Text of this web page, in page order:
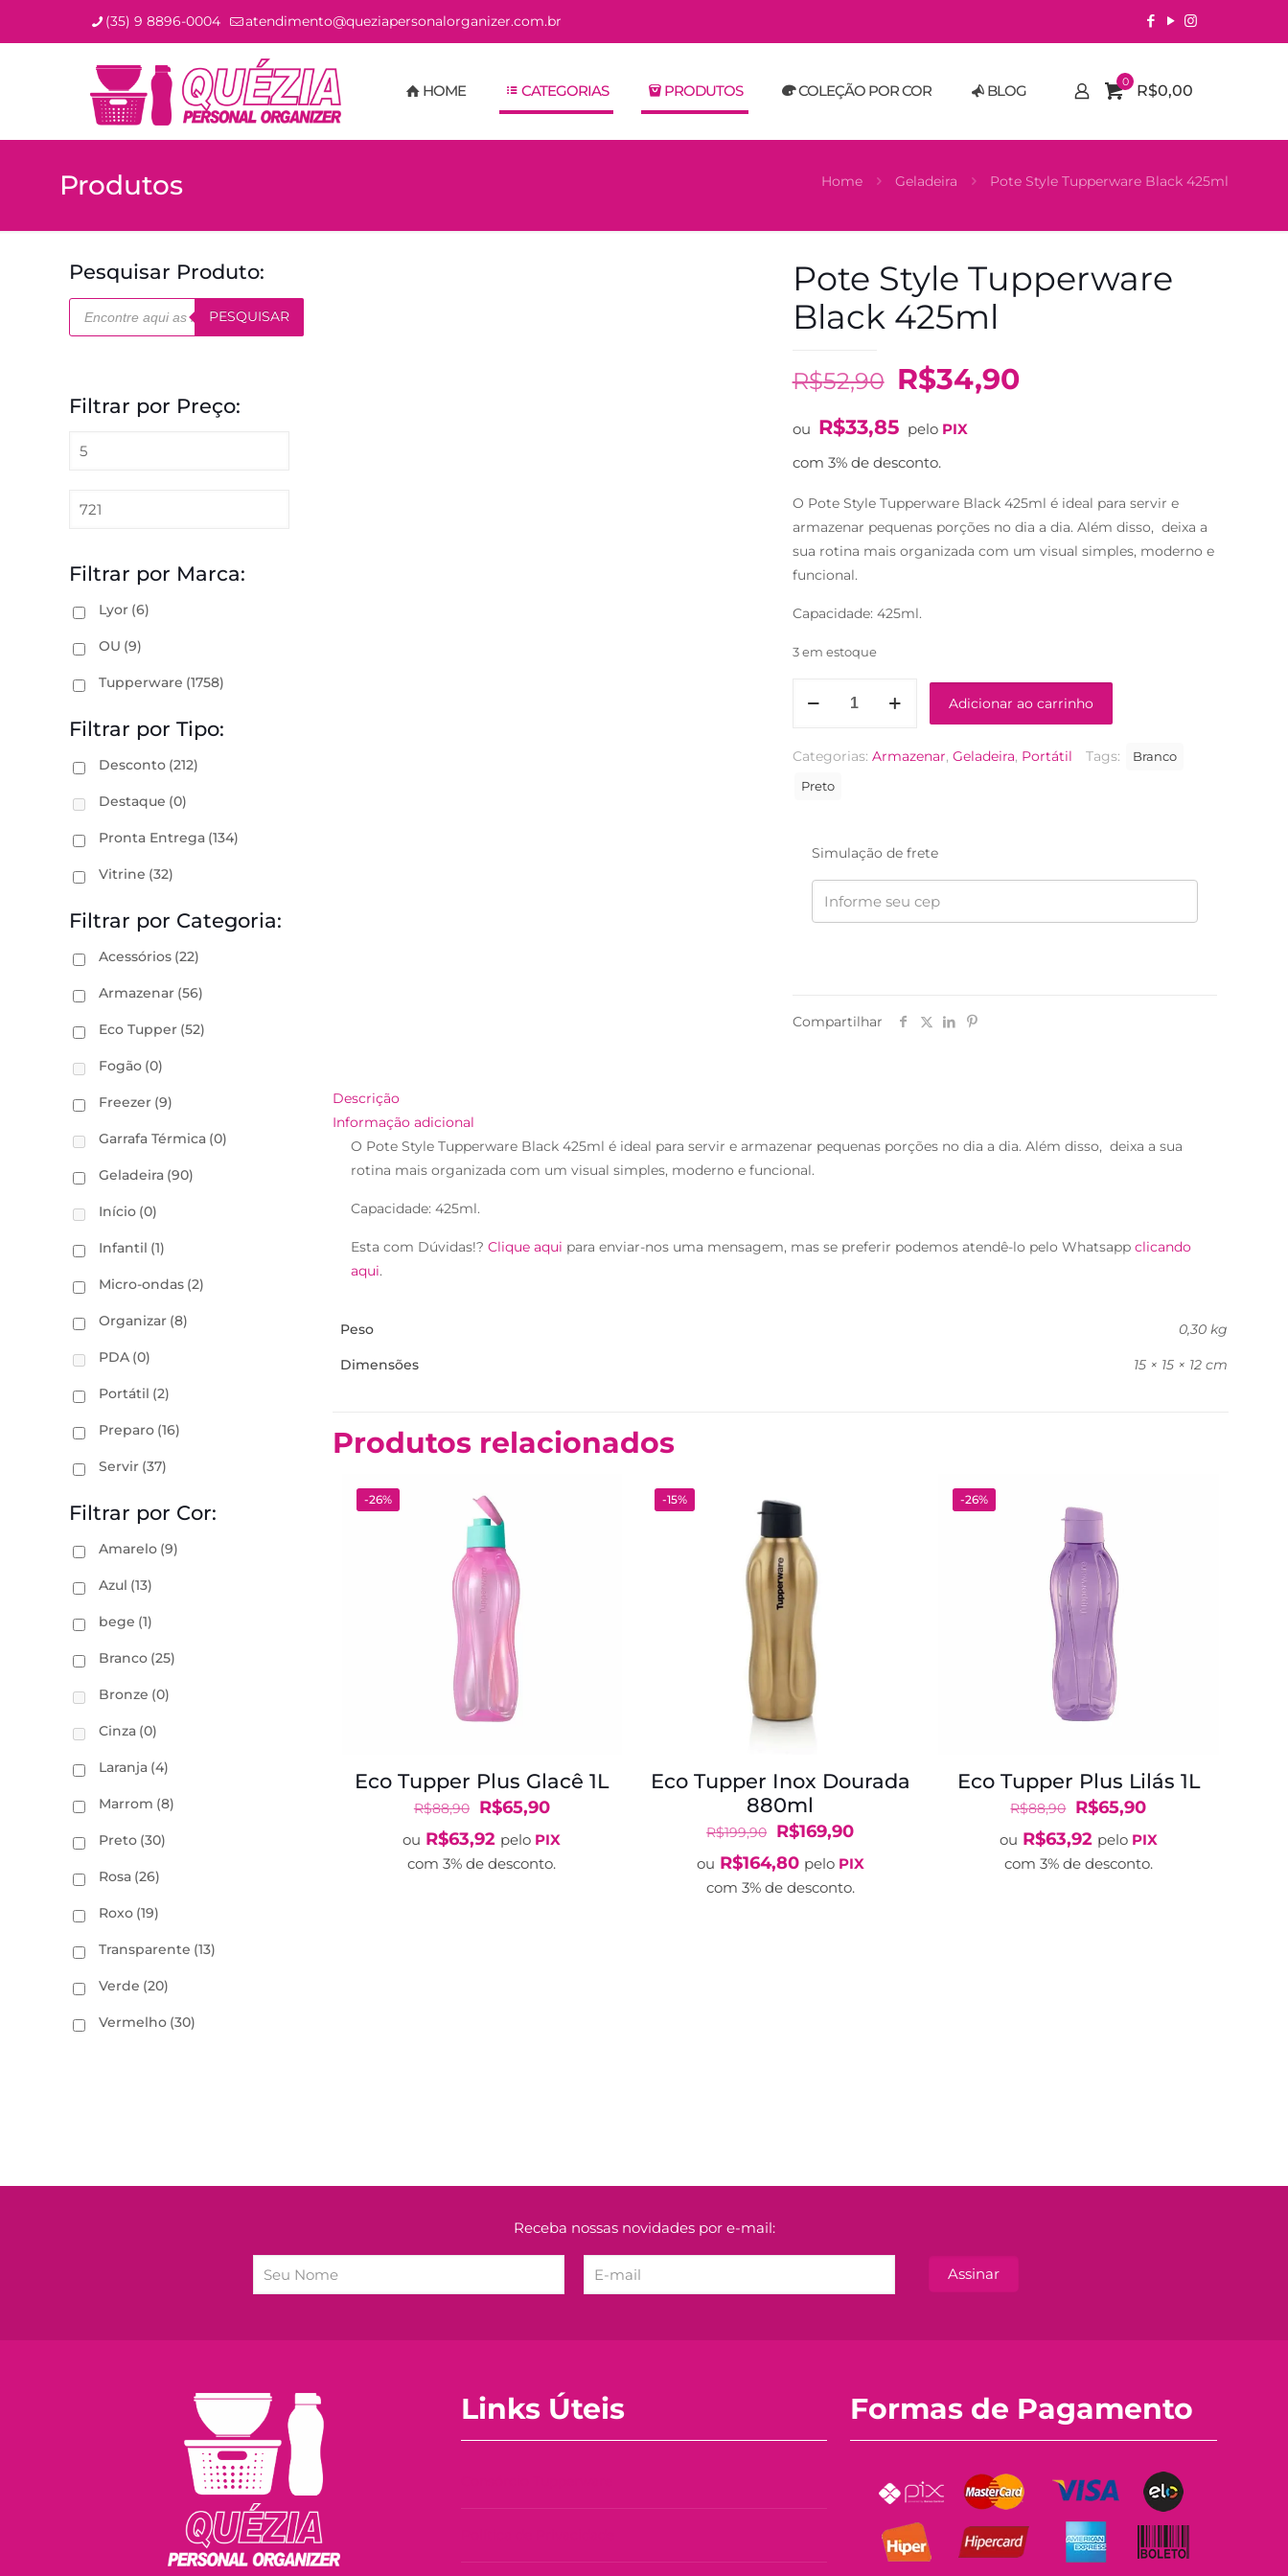
(35) 9 8896-0004 atendimento@queziapersonalorganizer.com.br
HOME CATEGORIAS PRODUTOS COLEÇÃO POR COR BLOG 0 R$0,00
Produtos Home Geladeira Pote Style Tupperware Black 425ml
Pote Style Tupperware
Black 425ml
R$52,90 O
original
era:
R$52,90.
R$34,90O
R$34,90.
ou R$33,85 pelo PIX
com 3% de desconto.
O Pote Style Tupperware Black 425ml é ideal para servir e
armazenar pequenas porções no dia a dia. Além disso, deixa a
sua rotina mais organizada com um visual simples, moderno e
funcional.
Capacidade: 425ml.
3 em estoque
Black
425ml
Adicionar ao carrinho
Categorias: Armazenar, Geladeira, Portátil Tags: Branco
Preto
Simulação de frete
Compartilhar
Descrição
Informação adicional
O Pote Style Tupperware Black 425ml é ideal para servir e armazenar pequenas porções no dia a dia. Além disso, deixa a sua
rotina mais organizada com um visual simples, moderno e funcional.
Capacidade: 425ml.
Esta com Dúvidas!?Clique aqui para enviar-nos uma mensagem, mas se preferir podemos atendê-lo pelo Whatsappclicando
aqui.
Peso 0,30 kg
Dimensões 15 × 15 × 12 cm
Produtos relacionados
-26%
Eco Tupper Plus Glacê 1L
R$88,90
O
preço
original
R$65,90O
preço
ou R$63,92 pelo PIX
com 3% de desconto.
-15%
Eco Tupper Inox Dourada
880ml
R$199,90
O
preço
original
R$169,90O
preço
ou R$164,80 pelo PIX
com 3% de desconto.
-26%
Eco Tupper Plus Lilás 1L
R$88,90 O
preço
original
R$65,90O
preço
ou R$63,92 pelo PIX
com 3% de desconto.
Pesquisar Produto:
Pesquisar
produtos PESQUISAR
Filtrar por Preço:
Filtrar por Marca:
Lyor (6)
OU (9)
Tupperware (1758)
Filtrar por Tipo:
Desconto (212)
Destaque (0)
Pronta Entrega (134)
Vitrine (32)
Filtrar por Categoria:
Acessórios (22)
Armazenar (56)
Eco Tupper (52)
Fogão (0)
Freezer (9)
Garrafa Térmica (0)
Geladeira (90)
Início (0)
Infantil (1)
Micro-ondas (2)
Organizar (8)
PDA (0)
Portátil (2)
Preparo (16)
Servir (37)
Filtrar por Cor:
Amarelo (9)
Azul (13)
bege (1)
Branco (25)
Bronze (0)
Cinza (0)
Laranja (4)
Marrom (8)
Preto (30)
Rosa (26)
Roxo (19)
Transparente (13)
Verde (20)
Vermelho (30)
Receba nossas novidades por e-mail:
Links Úteis Formas de Pagamento